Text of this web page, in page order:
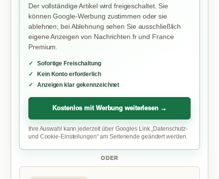
Der vollständige Artikel wird freigeschaltet. Sie
können Google-Werbung zustimmen oder sie
ablehnen; bei Ablehnung sehen Sie ausschließlich
eigene Anzeigen von Nachrichten.fr und France
Premium.
Sofortige Freischaltung
Kein Konto erforderlich
Anzeigen klar gekennzeichnet
Kostenlos mit Werbung weiterlesen →
Ihre Auswahl kann jederzeit über Googles Link „Datenschutz-
und Cookie-Einstellungen“ am Seitenende geändert werden.
ODER